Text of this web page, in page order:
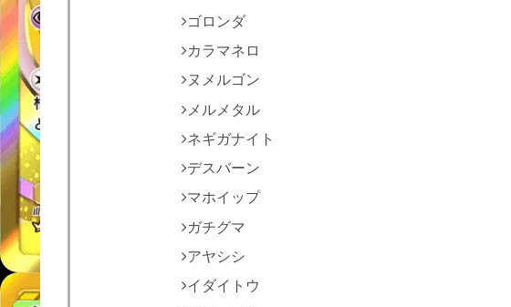
ゴロンダ
カラマネロ
ヌメルゴン
メルメタル
ネギガナイト
デスバーン
マホイップ
ガチグマ
アヤシシ
イダイトウ